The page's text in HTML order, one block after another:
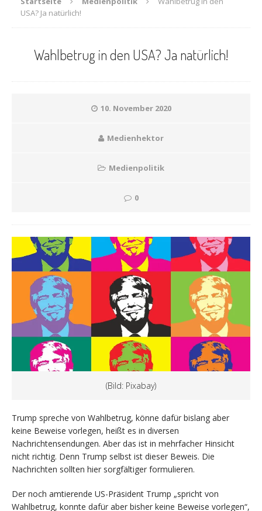
USA? Ja natürlich!
Wahlbetrug in den USA? Ja natürlich!
10. November 2020
Medienhektor
Medienpolitik
0
(Bild: Pixabay)
Trump spreche von Wahlbetrug, könne dafür bislang aber
keine Beweise vorlegen, heißt es in diversen
Nachrichtensendungen. Aber das ist in mehrfacher Hinsicht
nicht richtig. Denn Trump selbst ist dieser Beweis. Die
Nachrichten sollten hier sorgfältiger formulieren.
Der noch amtierende US-Präsident Trump „spricht von
Wahlbetrug, konnte dafür aber bisher keine Beweise vorlegen“,